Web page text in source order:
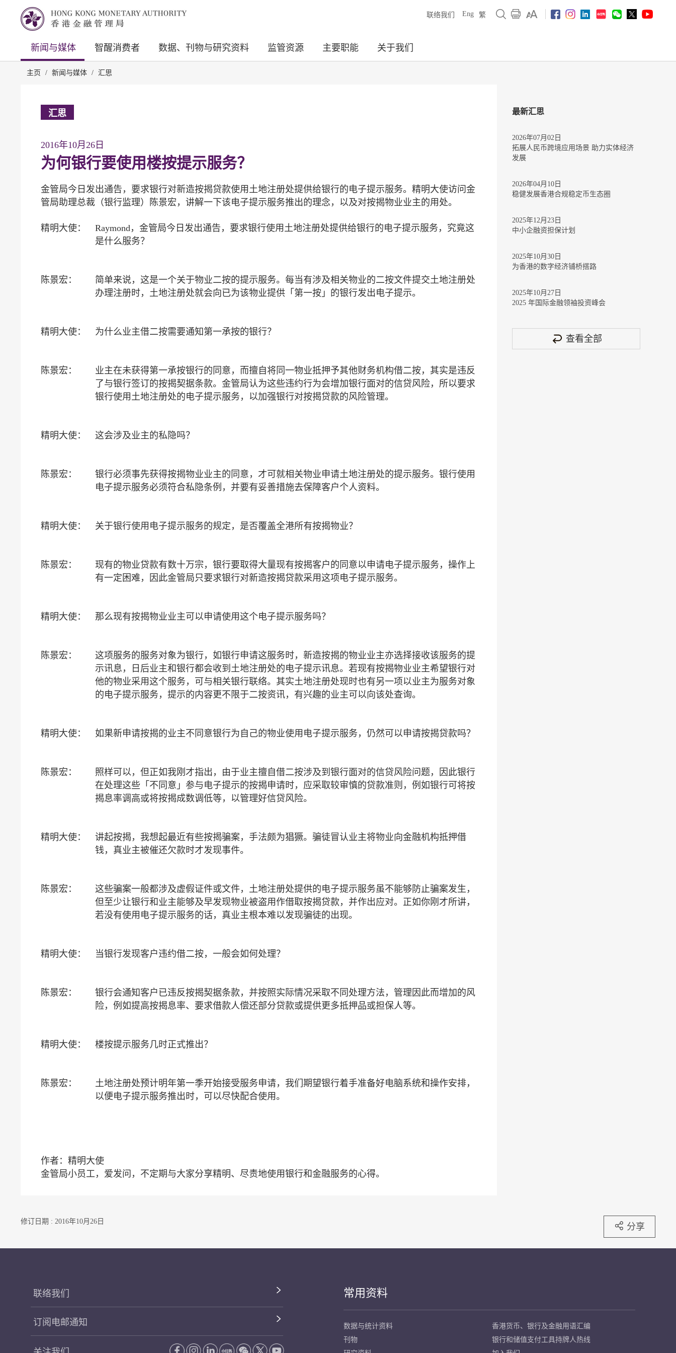
联络我们 Eng 繁
新闻与媒体 智醒消费者 数据、刊物与研究资料 监管资源 主要职能 关于我们
主页 / 新闻与媒体 / 汇思
汇思
2016年10月26日
为何银行要使用楼按提示服务？
金管局今日发出通告，要求银行对新造按揭贷款使用土地注册处提供给银行的电子提示服务。精明大使访问金
管局助理总裁（银行监理）陈景宏，讲解一下该电子提示服务推出的理念，以及对按揭物业业主的用处。
精明大使： Raymond，金管局今日发出通告，要求银行使用土地注册处提供给银行的电子提示服务，究竟这
是什么服务？
陈景宏：
简单来说，这是一个关于物业二按的提示服务。每当有涉及相关物业的二按文件提交土地注册处
办理注册时，土地注册处就会向已为该物业提供「第一按」的银行发出电子提示。
精明大使： 为什么业主借二按需要通知第一承按的银行？
陈景宏：
业主在未获得第一承按银行的同意，而擅自将同一物业抵押予其他财务机构借二按，其实是违反
了与银行签订的按揭契据条款。金管局认为这些违约行为会增加银行面对的信贷风险，所以要求
银行使用土地注册处的电子提示服务，以加强银行对按揭贷款的风险管理。
精明大使： 这会涉及业主的私隐吗？
陈景宏：
银行必须事先获得按揭物业业主的同意，才可就相关物业申请土地注册处的提示服务。银行使用
电子提示服务必须符合私隐条例，并要有妥善措施去保障客户个人资料。
精明大使： 关于银行使用电子提示服务的规定，是否覆盖全港所有按揭物业？
陈景宏：
现有的物业贷款有数十万宗，银行要取得大量现有按揭客户的同意以申请电子提示服务，操作上
有一定困难，因此金管局只要求银行对新造按揭贷款采用这项电子提示服务。
精明大使： 那么现有按揭物业业主可以申请使用这个电子提示服务吗？
陈景宏：
这项服务的服务对象为银行，如银行申请这服务时，新造按揭的物业业主亦选择接收该服务的提
示讯息，日后业主和银行都会收到土地注册处的电子提示讯息。若现有按揭物业业主希望银行对
他的物业采用这个服务，可与相关银行联络。其实土地注册处现时也有另一项以业主为服务对象
的电子提示服务，提示的内容更不限于二按资讯，有兴趣的业主可以向该处查询。
精明大使： 如果新申请按揭的业主不同意银行为自己的物业使用电子提示服务，仍然可以申请按揭贷款吗？
陈景宏：
照样可以，但正如我刚才指出，由于业主擅自借二按涉及到银行面对的信贷风险问题，因此银行
在处理这些「不同意」参与电子提示的按揭申请时，应采取较审慎的贷款准则，例如银行可将按
揭息率调高或将按揭成数调低等，以管理好信贷风险。
精明大使： 讲起按揭，我想起最近有些按揭骗案，手法颇为猖獗。骗徒冒认业主将物业向金融机构抵押借
钱，真业主被催还欠款时才发现事件。
陈景宏：
这些骗案一般都涉及虚假证件或文件，土地注册处提供的电子提示服务虽不能够防止骗案发生，
但至少让银行和业主能够及早发现物业被盗用作借取按揭贷款，并作出应对。正如你刚才所讲，
若没有使用电子提示服务的话，真业主根本难以发现骗徒的出现。
精明大使： 当银行发现客户违约借二按，一般会如何处理？
陈景宏：
银行会通知客户已违反按揭契据条款，并按照实际情况采取不同处理方法，管理因此而增加的风
险，例如提高按揭息率、要求借款人偿还部分贷款或提供更多抵押品或担保人等。
精明大使： 楼按提示服务几时正式推出？
陈景宏：
土地注册处预计明年第一季开始接受服务申请，我们期望银行着手准备好电脑系统和操作安排，
以便电子提示服务推出时，可以尽快配合使用。
作者：精明大使
金管局小员工，爱发问，不定期与大家分享精明、尽责地使用银行和金融服务的心得。
最新汇思
2026年07月02日
拓展人民币跨境应用场景 助力实体经济
发展
2026年04月10日
稳健发展香港合规稳定币生态圈
2025年12月23日
中小企融资担保计划
2025年10月30日
为香港的数字经济铺桥搭路
2025年10月27日
2025 年国际金融领袖投资峰会
查看全部
修订日期 : 2016年10月26日 分享
联络我们
订阅电邮通知
常用资料
数据与统计资料
刊物
香港货币、银行及金融用语汇编
银行和储值支付工具持牌人热线